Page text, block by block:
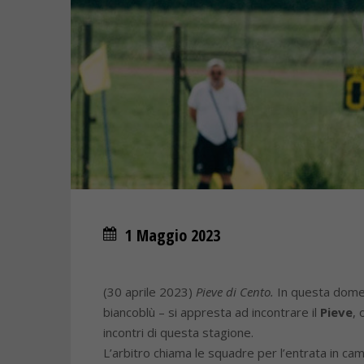
1 Maggio 2023
(30 aprile 2023) Pieve di Cento. In questa
biancoblù – si appresta ad incontrare il Pieve,
incontri di questa stagione.
L’arbitro chiama le squadre per l’entrata in